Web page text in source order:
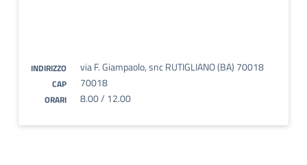
INDIRIZZO via F. Giampaolo, snc RUTIGLIANO (BA) 70018
CAP 70018
ORARI 8.00 / 12.00